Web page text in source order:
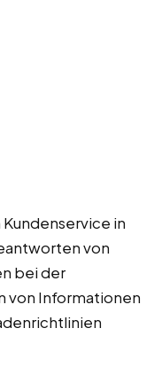
in
von
bei der
von Informationen